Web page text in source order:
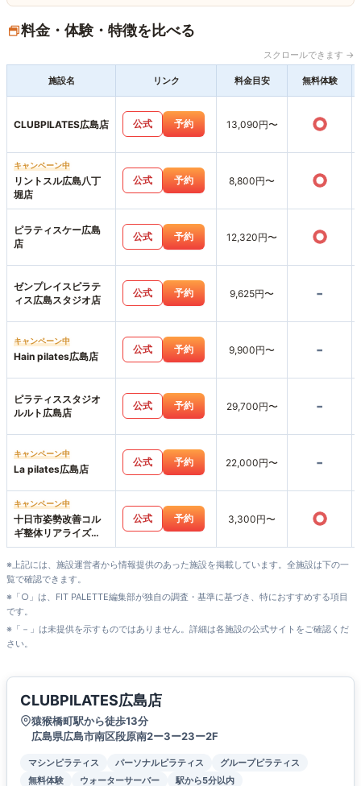
料金・体験・特徴を比べる
スクロールできます →
施設名 リンク 料金目安 無料体験
CLUBPILATES広島店 公式 予約 13,090円〜 ○
キャンペーン中
リントスル広島八丁
堀店
公式 予約 8,800円〜 ○
ピラティスケー広島
店
公式 予約 12,320円〜 ○
ゼンプレイスピラテ
ィス広島スタジオ店
公式 予約 9,625円〜 -
キャンペーン中
Hain pilates広島店
公式 予約 9,900円〜 -
ピラティススタジオ
ルルト広島店
公式 予約 29,700円〜 -
キャンペーン中
La pilates広島店
公式 予約 22,000円〜 -
キャンペーン中
十日市姿勢改善コル
ギ整体リアライズ
【パーソナルジムリ
アライズ】LIARAISE
公式 予約 3,300円〜 ○
※上記には、施設運営者から情報提供のあった施設を掲載しています。全施設は下の一
覧で確認できます。
※「○」は、FIT PALETTE編集部が独自の調査・基準に基づき、特におすすめする項目
です。
※「－」は未提供を示すものではありません。詳細は各施設の公式サイトをご確認くだ
さい。
CLUBPILATES広島店
猿猴橋町駅から徒歩13分
広島県広島市南区段原南2ー3ー23ー2F
マシンピラティス パーソナルピラティス
グループピラティス
無料体験
ウォーターサーバー 駅から5分以内